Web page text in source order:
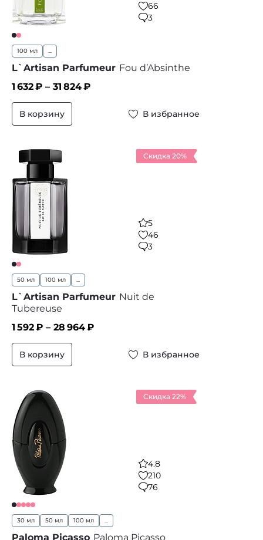
66
3
100 мл ...
L`Artisan Parfumeur Fou d’Absinthe
1 632₽ – 31 824₽
В корзину В избранное
Скидка 20%
5
46
3
50 мл 100 мл ...
L`Artisan Parfumeur Nuit de
Tubereuse
1 592₽ – 28 964₽
В корзину В избранное
Скидка 22%
4.8
210
76
30 мл 50 мл 100 мл ...
Paloma Picasso Paloma Picasso